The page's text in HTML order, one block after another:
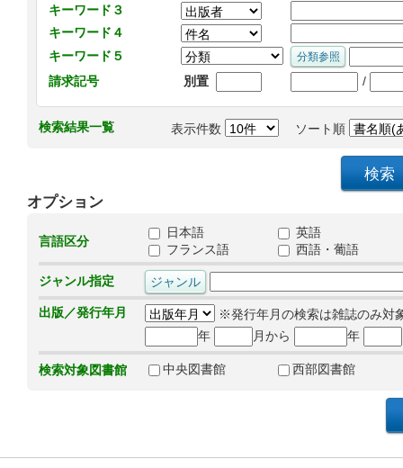
キーワード３
キーワード４
キーワード５
請求記号
別置 /
検索結果一覧 表示件数 ソート順
オプション
言語区分
日本語
英語
フランス語
西語・葡語
ジャンル指定
出版／発行年月
※発行年月の検索は雑誌のみ対
年
月から 年
検索対象図書館 中央図書館 西部図書館